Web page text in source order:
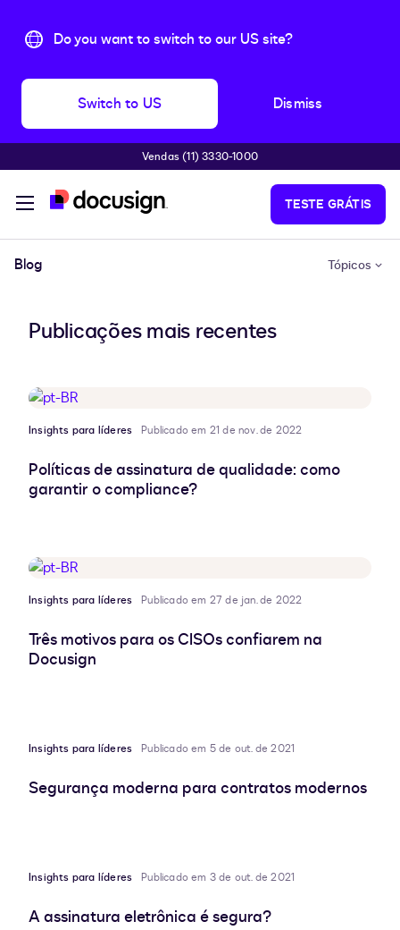
Do you want to switch to our US site?
Switch to US Dismiss
Pular para o conteúdo principal
Vendas (11) 3330-1000
TESTE GRÁTIS
Blog Tópicos
Publicações mais recentes
Insights para líderes Publicado em 21 de nov. de 2022
Políticas de assinatura de qualidade: como
garantir o compliance?
Insights para líderes Publicado em 27 de jan. de 2022
Três motivos para os CISOs confiarem na
Docusign
Insights para líderes Publicado em 5 de out. de 2021
Segurança moderna para contratos modernos
Insights para líderes Publicado em 3 de out. de 2021
A assinatura eletrônica é segura?